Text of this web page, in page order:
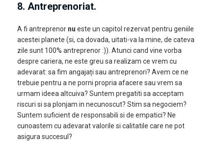
8. Antreprenoriat.
A fi antreprenor nu este un capitol rezervat pentru geniile
acestei planete (si, ca dovada, uitati-va la mine, de cateva
zile sunt 100% antreprenor :)). Atunci cand vine vorba
despre cariera, ne este greu sa realizam ce vrem cu
adevarat: sa fim angajați sau antreprenori? Avem ce ne
trebuie pentru a ne porni propria afacere sau vrem sa
urmam ideea altcuiva? Suntem pregatiti sa acceptam
riscuri si sa plonjam in necunoscut? Stim sa negociem?
Suntem suficient de responsabili si de empatici? Ne
cunoastem cu adevarat valorile si calitatile care ne pot
asigura succesul?